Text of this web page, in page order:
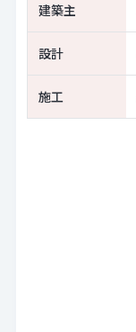
建築主
設計
施工